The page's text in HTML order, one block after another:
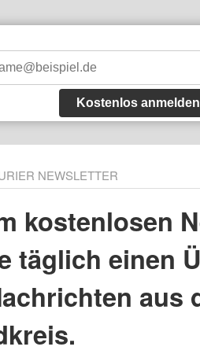
Kostenlos anmelden
NEWSLETTER
kostenlosen
täglich einen
aus